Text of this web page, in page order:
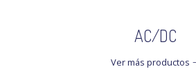
AC/DC
Ver más productos